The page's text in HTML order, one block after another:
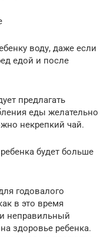
воду, даже если
едой и после
предлагать
еды желательно
некрепкий чай.
будет больше
годовалого
в это время
неправильный
здоровье ребенка.